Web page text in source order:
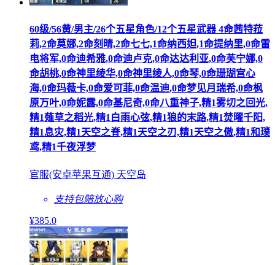
60级/56黄/男主/26个五星角色/12个五星武器 4命茜特菈
莉,2命莫娜,2命刻晴,2命七七,1命纳西妲,1命提纳里,0命雷
电将军,0命迪希雅,0命迪卢克,0命达达利亚,0命芙宁娜,0
命胡桃,0命神里绫华,0命神里绫人,0命琴,0命珊瑚宫心
海,0命玛薇卡,0命爱可菲,0命温迪,0命梦见月瑞希,0命枫
原万叶,0命妮露,0命基尼奇,0命八重神子,精1雾切之回光,
精1薙草之稻光,精1白雨心弦,精1狼的末路,精1焚曜千阳,
精1息灾,精1天空之脊,精1天空之刃,精1天空之傲,精1和璞
鸢,精1千夜浮梦
官服(安卓苹果互通) 天空岛
支持包赔放心购
¥385.0